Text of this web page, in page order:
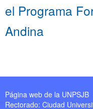
el Programa
Andina
Página web de la UNPSJB
Rectorado: Ciudad